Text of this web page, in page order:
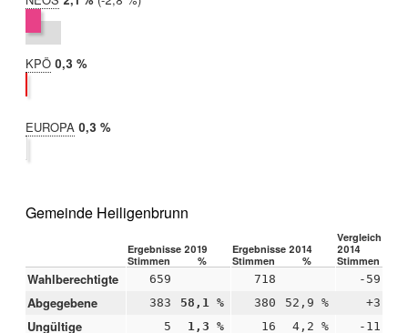
2014:
4,9 %
KPÖ 2019:
0,3 %
EUROPA 2019:
0,3 %
Gemeinde Heiligenbrunn
Ergebnisse 2019 Ergebnisse 2014
Vergleich
2014
Stimmen
% Stimmen % Stimmen
Wahlberechtigte 659 718 -59
Abgegebene 383 58,1 % 380 52,9 % +3
Ungültige 5 1,3 % 16 4,2 % -11